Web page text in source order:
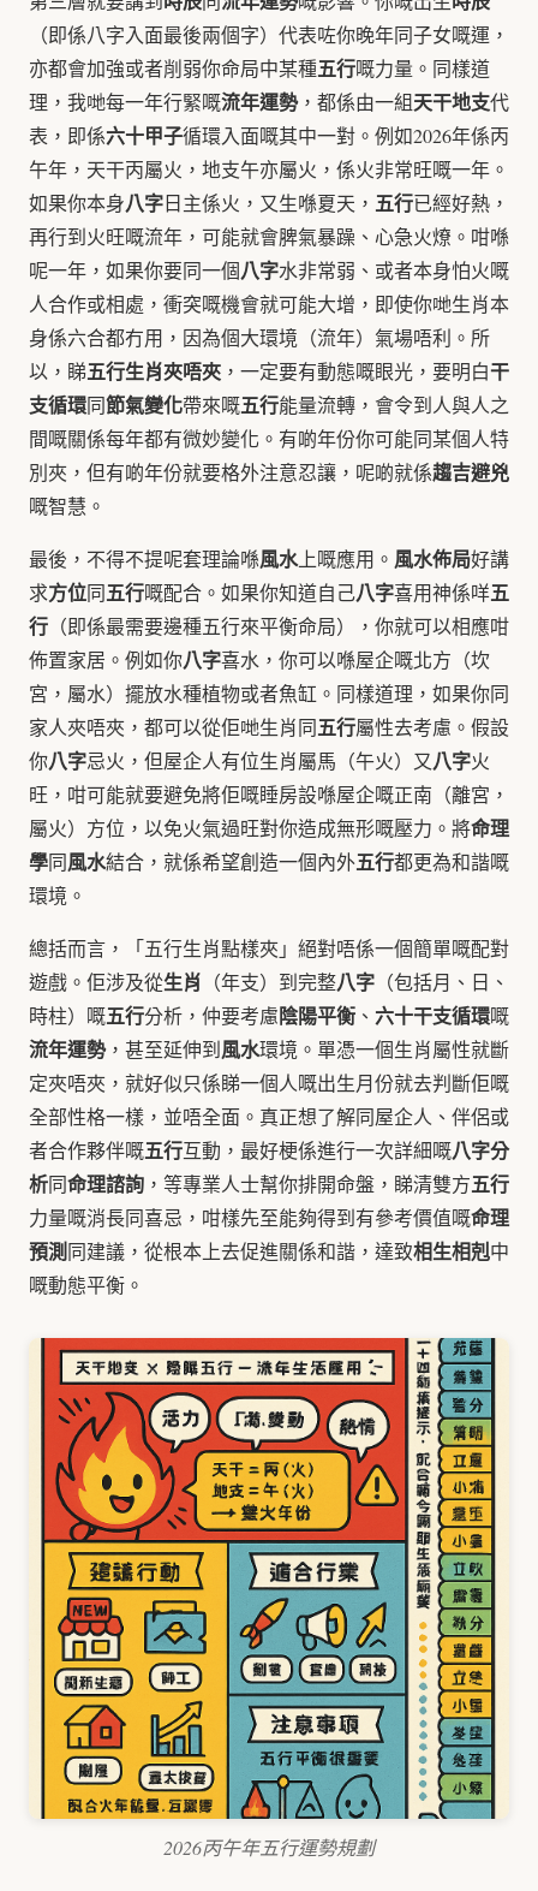
（即係八字入面最後兩個字）代表咗你晚年同子女嘅運，
亦都會加強或者削弱你命局中某種五行嘅力量。同樣道
理，我哋每一年行緊嘅流年運勢，都係由一組天干地支代
表，即係六十甲子循環入面嘅其中一對。例如2026年係丙
午年，天干丙屬火，地支午亦屬火，係火非常旺嘅一年。
如果你本身八字日主係火，又生喺夏天， 五行已經好熱，
再行到火旺嘅流年，可能就會脾氣暴躁、心急火燎。咁喺
呢一年，如果你要同一個八字水非常弱、或者本身怕火嘅
人合作或相處，衝突嘅機會就可能大增，即使你哋生肖本
身係六合都冇用，因為個大環境（流年）氣場唔利。所
以，睇五行生肖夾唔夾 ，一定要有動態嘅眼光，要明白干
支循環同節氣變化帶來嘅五行能量流轉，會令到人與人之
間嘅關係每年都有微妙變化。有啲年份你可能同某個人特
別夾，但有啲年份就要格外注意忍讓，呢啲就係趨吉避兇
嘅智慧。
最後，不得不提呢套理論喺風水上嘅應用。 風水佈局好講
求方位同五行嘅配合。如果你知道自己八字喜用神係咩五
行 （即係最需要邊種五行來平衡命局），你就可以相應咁
佈置家居。例如你八字喜水，你可以喺屋企嘅北方（坎
宮，屬水）擺放水種植物或者魚缸。同樣道理，如果你同
家人夾唔夾，都可以從佢哋生肖同五行屬性去考慮。假設
你八字忌火，但屋企人有位生肖屬馬（午火）又八字火
旺，咁可能就要避免將佢嘅睡房設喺屋企嘅正南（離宮，
屬火）方位，以免火氣過旺對你造成無形嘅壓力。將命理
學同風水結合，就係希望創造一個內外五行都更為和諧嘅
環境。
總括而言，「五行生肖點樣夾」絕對唔係一個簡單嘅配對
遊戲。佢涉及從生肖 （年支）到完整八字 （包括月、日、
時柱）嘅五行分析，仲要考慮陰陽平衡 、 六十干支循環嘅
流年運勢，甚至延伸到風水環境。單憑一個生肖屬性就斷
定夾唔夾，就好似只係睇一個人嘅出生月份就去判斷佢嘅
全部性格一樣，並唔全面。真正想了解同屋企人、伴侶或
者合作夥伴嘅五行互動，最好梗係進行一次詳細嘅八字分
析同命理諮詢 ，等專業人士幫你排開命盤，睇清雙方五行
力量嘅消長同喜忌，咁樣先至能夠得到有參考價值嘅命理
預測同建議，從根本上去促進關係和諧，達致相生相剋中
嘅動態平衡。
2026丙午年五行運勢規劃